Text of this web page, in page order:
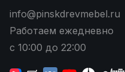
info@pinskdrevmebel.ru
Работаем ежедневно
с 10:00 до 22:00